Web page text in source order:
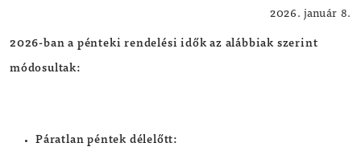
2026. január 8.
2026-ban a pénteki rendelési idők az alábbiak szerint
módosultak:
Páratlan péntek délelőtt: